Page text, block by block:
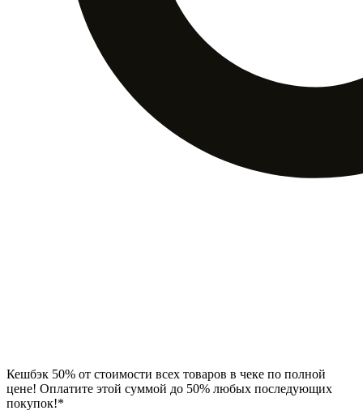
Кешбэк 50% от стоимости всех товаров в чеке по полной
цене! Оплатите этой суммой до 50% любых последующих
покупок!*